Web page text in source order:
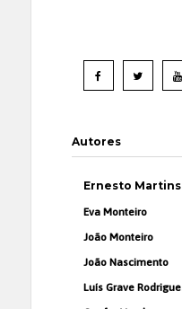
Autores
Ernesto Martins
Eva Monteiro
João Monteiro
João Nascimento
Luís Grave